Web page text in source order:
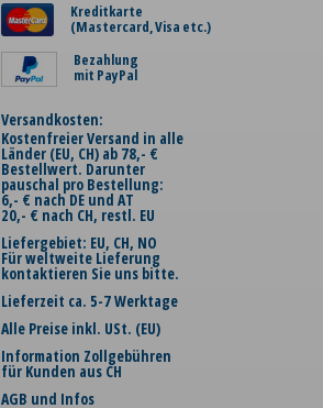
Kreditkarte
(Mastercard, Visa etc.)
Bezahlung
mit PayPal
Versandkosten:
Kostenfreier Versand in alle
Länder (EU, CH) ab 78,- €
Bestellwert. Darunter
pauschal pro Bestellung:
6,- € nach DE und AT
20,- € nach CH, restl. EU
Liefergebiet: EU, CH, NO
Für weltweite Lieferung
kontaktieren Sie uns bitte.
Lieferzeit ca. 5-7 Werktage
Alle Preise inkl. USt. (EU)
Information Zollgebühren
für Kunden aus CH
AGB und Infos